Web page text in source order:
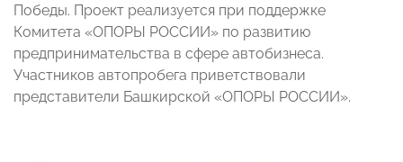
Победы. Проект реализуется при поддержке
Комитета «ОПОРЫ РОССИИ» по развитию
предпринимательства в сфере автобизнеса.
Участников автопробега приветствовали
представители Башкирской «ОПОРЫ РОССИИ».